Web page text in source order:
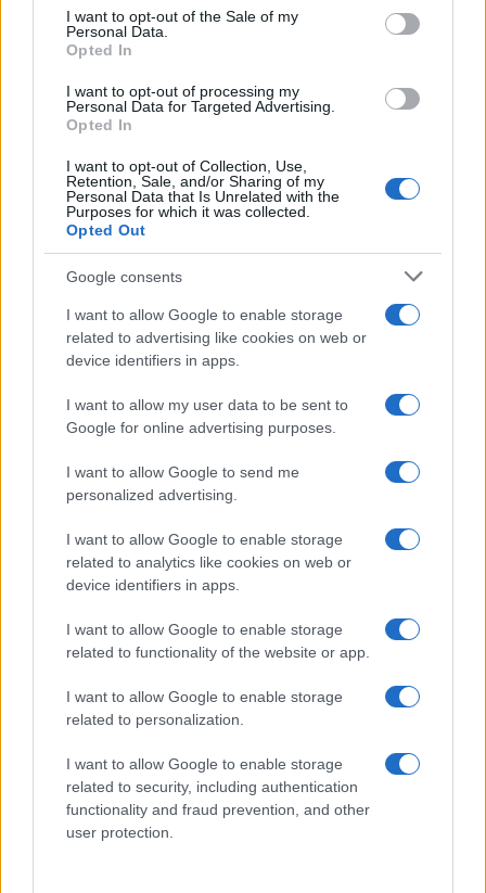
consent section.
I want to opt-out of the Sale of my
Personal Data.
Opted In
I want to opt-out of processing my
Personal Data for Targeted Advertising.
Opted In
I want to opt-out of Collection, Use,
Retention, Sale, and/or Sharing of my
Personal Data that Is Unrelated with the
Purposes for which it was collected.
Opted Out
Google consents
I want to allow Google to enable storage
related to advertising like cookies on web or
device identifiers in apps.
I want to allow my user data to be sent to
Google for online advertising purposes.
I want to allow Google to send me
personalized advertising.
I want to allow Google to enable storage
related to analytics like cookies on web or
device identifiers in apps.
I want to allow Google to enable storage
related to functionality of the website or app.
I want to allow Google to enable storage
related to personalization.
I want to allow Google to enable storage
related to security, including authentication
functionality and fraud prevention, and other
user protection.
A 2017-es kínai BRICS-csúcstalálkozót
követően a tagok közzétették a Xiameni
Nyilatkozatot, amely 68 pontból álló
kiáltványt fogalmazott meg a Pax Americana
felváltását célzó többpólusú világrendről.
Jóváhagyták a blokkon belüli kapcsolatok
„stratégiai partnerség” státuszát, és
megerősítették az ENSZ központi szerepét,
az ENSZ Biztonsági Tanácsának reformjának
szükségességét, valamint a Bretton Woods-i
intézményeket.
Figyelemre méltó, hogy ugyanezen a
csúcstalálkozón
Peking előállt a „BRICS+” néven
ismert ötlettel, amely
megnyitotta az utat az
együttműködés előtt a tömbön
kívüli országokkal,
és szilárd alapot teremtett a valóban
Amint azt a közelmúltban tartott BRICS-
fórum is bizonyította,